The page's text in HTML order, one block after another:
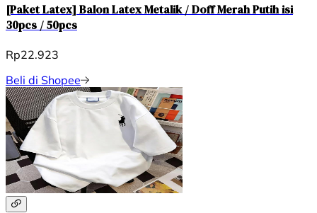
[Paket Latex] Balon Latex Metalik / Doff Merah Putih isi
30pcs / 50pcs
Rp22.923
Beli di Shopee